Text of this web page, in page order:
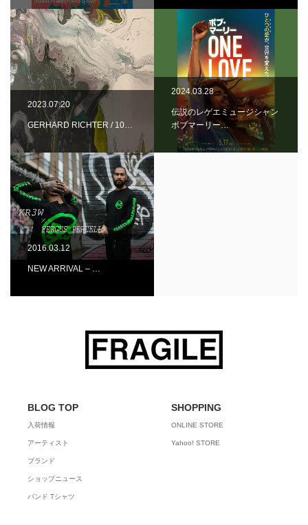
2023.07.20
GERHARD RICHTER / 10…
2024.03.28
伝説のレゲエミュージシャン
ボブマーリー…
2016.03.12
NEW ARRIVAL – …
BLOG TOP
入荷情報
アーティスト
ブランド
ショップニュース
バンド Tシャツ
SHOPPING
ONLINE STORE
Yahoo! STORE